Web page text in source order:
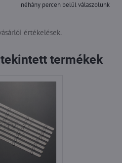
néhány percen belül válaszolunk
értékelések.
termékek